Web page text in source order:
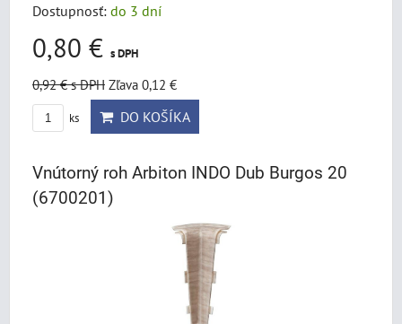
Dostupnosť: do 3 dní
0,80 € s DPH
0,92 €s DPH Zľava 0,12 €
ks DO KOŠÍKA
Vnútorný roh Arbiton INDO Dub Burgos 20
(6700201)